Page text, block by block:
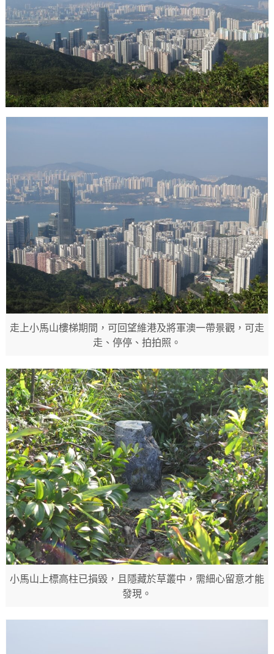
走上小馬山樓梯期間，可回望維港及將軍澳一帶景觀，可走
走、停停、拍拍照。
小馬山上標高柱已損毀，且隱藏於草叢中，需細心留意才能
發現。